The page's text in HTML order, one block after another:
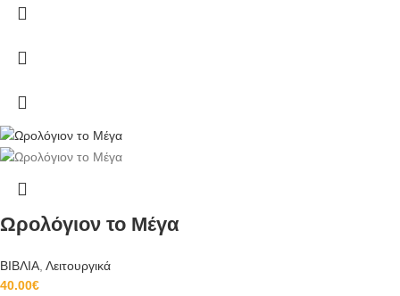
Ωρολόγιον το Μέγα
ΒΙΒΛΙΑ Λειτουργικά
40.00€